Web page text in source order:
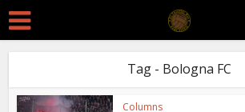
Tag - Bologna FC
Columns